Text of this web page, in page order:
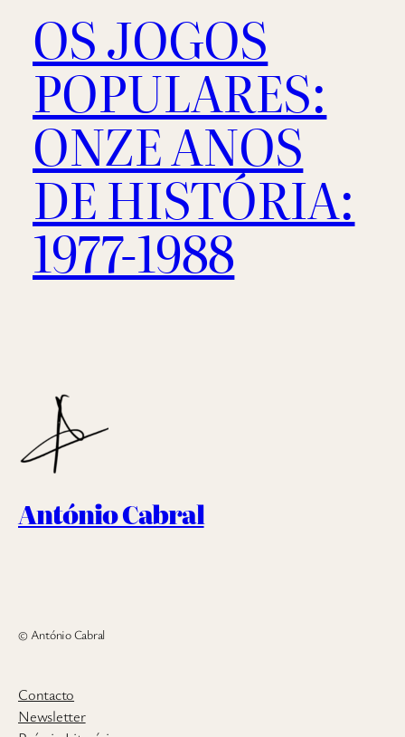
OS JOGOS
POPULARES:
ONZE ANOS
DE HISTÓRIA:
1977-1988
António Cabral
© António Cabral
Contacto
Newsletter